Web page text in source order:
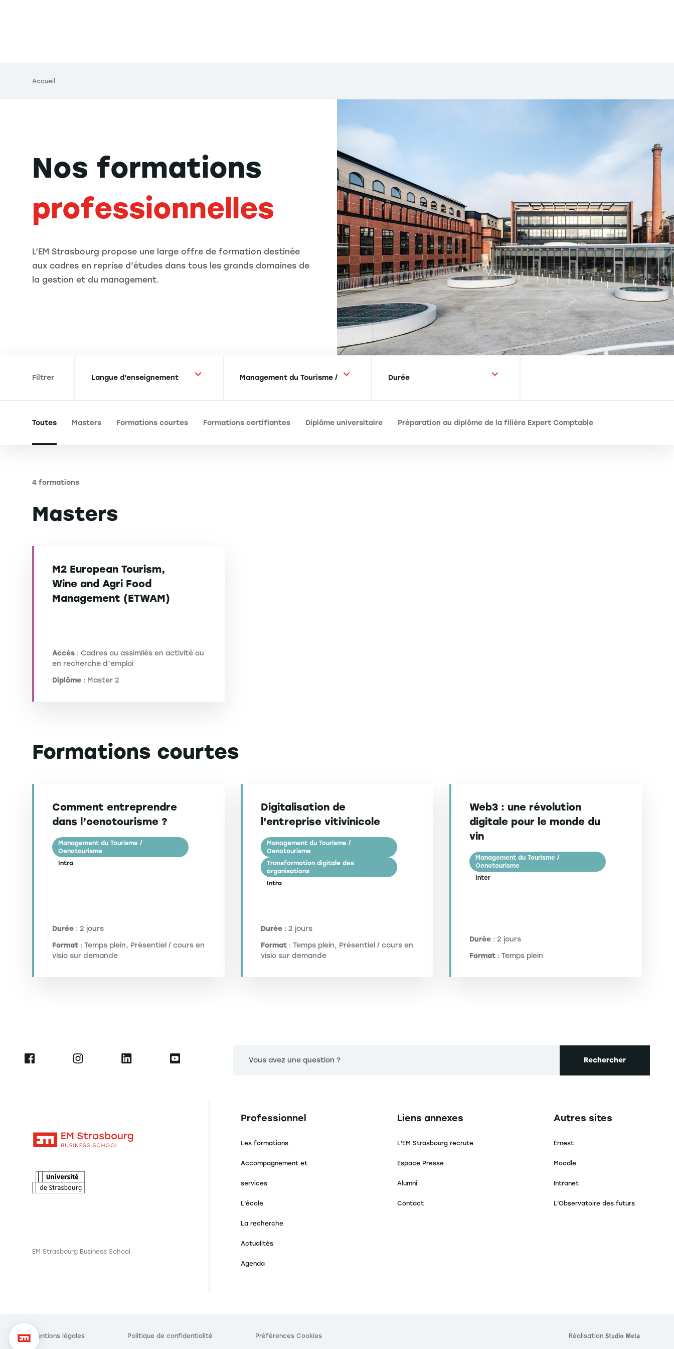
Notre plateforme vous permet d'adapter et de gérer vos paramètres de confidentialité, en garantissant la conformité avec les réglementations. Personnalisez vos préférences pour
Fil d'Ariane
Accueil
Nos formations
professionnelles
L’EM Strasbourg propose une large offre de formation destinée
aux cadres en reprise d’études dans tous les grands domaines de
la gestion et du management.
Filtrer
Toutes Masters Formations courtes Formations certifiantes Diplôme universitaire Préparation au diplôme de la filière Expert Comptable
4 formations
Masters
M2 European Tourism,
Wine and Agri Food
Management (ETWAM)
Accès : Cadres ou assimilés en activité ou
en recherche d’emploi
Diplôme : Master 2
Formations courtes
Comment entreprendre
dans l’oenotourisme ?
Management du Tourisme /
Oenotourisme
Intra
Durée : 2 jours
Format : Temps plein, Présentiel / cours en
visio sur demande
Digitalisation de
l'entreprise vitivinicole
Management du Tourisme /
Oenotourisme
Transformation digitale des
organisations
Intra
Durée : 2 jours
Format : Temps plein, Présentiel / cours en
visio sur demande
Web3 : une révolution
digitale pour le monde du
vin
Management du Tourisme /
Oenotourisme
Inter
Durée : 2 jours
Format : Temps plein
Vous avez une question ? Rechercher
EM Strasbourg Business School
Navigation principale footer
Professionnel
Les formations
Accompagnement et
services
L'école
La recherche
Actualités
Agenda
Navigation secondaire footer
Liens annexes
L'EM Strasbourg recrute
Espace Presse
Alumni
Contact
Navigation tertiaire footer
Autres sites
Ernest
Moodle
Intranet
L'Observatoire des futurs
Mentions légales Politique de confidentialité Préférences Cookies Réalisation